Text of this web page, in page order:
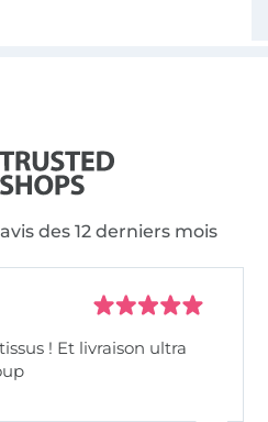
des 12 derniers mois
! Et livraison ultra